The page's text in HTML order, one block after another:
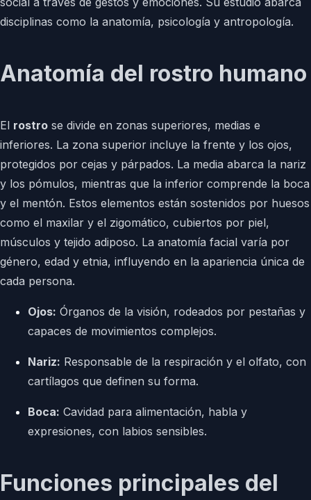
disciplinas como la anatomía, psicología y antropología.
Anatomía del rostro humano
El rostro se divide en zonas superiores, medias e
inferiores. La zona superior incluye la frente y los ojos,
protegidos por cejas y párpados. La media abarca la nariz
y los pómulos, mientras que la inferior comprende la boca
y el mentón. Estos elementos están sostenidos por huesos
como el maxilar y el zigomático, cubiertos por piel,
músculos y tejido adiposo. La anatomía facial varía por
género, edad y etnia, influyendo en la apariencia única de
cada persona.
Ojos: Órganos de la visión, rodeados por pestañas y
capaces de movimientos complejos.
Nariz: Responsable de la respiración y el olfato, con
cartílagos que definen su forma.
Boca: Cavidad para alimentación, habla y
expresiones, con labios sensibles.
Funciones principales del